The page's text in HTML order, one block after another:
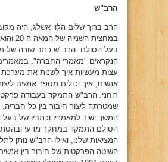
הרב"ש
הרב ברוך שלום הלוי אשלג, היה
במחצית
בעל הסולם. הרב"ש כתב שורה של
הנקראים "מאמרי החברה". במאמרים
עצות מעשיות איך לשנות את מערכת
אנשים, איך יכולים מספר אנשים
רוחני. הרב"ש התמקד בעבודה
שמטרתה ליצור חיבור בין כל
המשך ישיר למאמריו וכתביו של
הסולם התמקד במחקר מדעי
המציאות שלנו, ואילו הרב"ש נותן
השיטה הפרקטית של חיבור בין